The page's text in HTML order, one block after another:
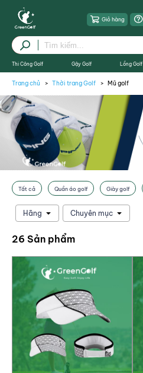
Giỏ hàng
Thi Công Golf Gậy Golf Lồng Golf
Trang chủ Thời trang Golf Mũ golf
Tất cả Quần áo golf Giày golf
Hãng Chuyên mục
26 Sản phẩm